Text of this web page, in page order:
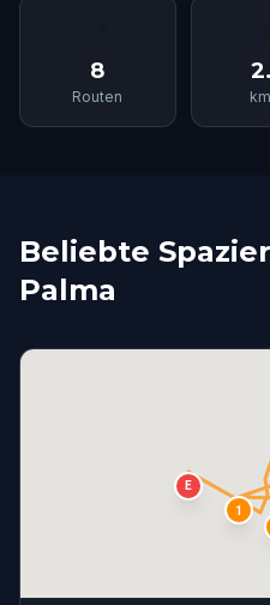
8
Routen
Beliebte
Palma
1
E